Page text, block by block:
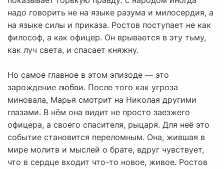
надо говорить не на языке разума и милосердия, а
на языке силы и приказа. Ростов поступает не как
философ, а как офицер. Он врывается в эту тьму,
как луч света, и спасает княжну.
Но самое главное в этом эпизоде — это
зарождение любви. После того как угроза
миновала, Марья смотрит на Николая другими
глазами. В нём она видит не просто заезжего
офицера, а своего спасителя, рыцаря. Для неё это
событие становится переломным. Она, жившая в
мире молитв и мыслей о брате, вдруг чувствует,
что в сердце входит что-то новое, живое. Ростов